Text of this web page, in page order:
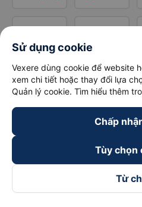
Sử dụng cookie
Vexere dùng cookie để website
xem chi tiết hoặc thay đổi lựa
Quản lý cookie. Tìm hiểu thêm
Chấp
Tùy chọn
Từ